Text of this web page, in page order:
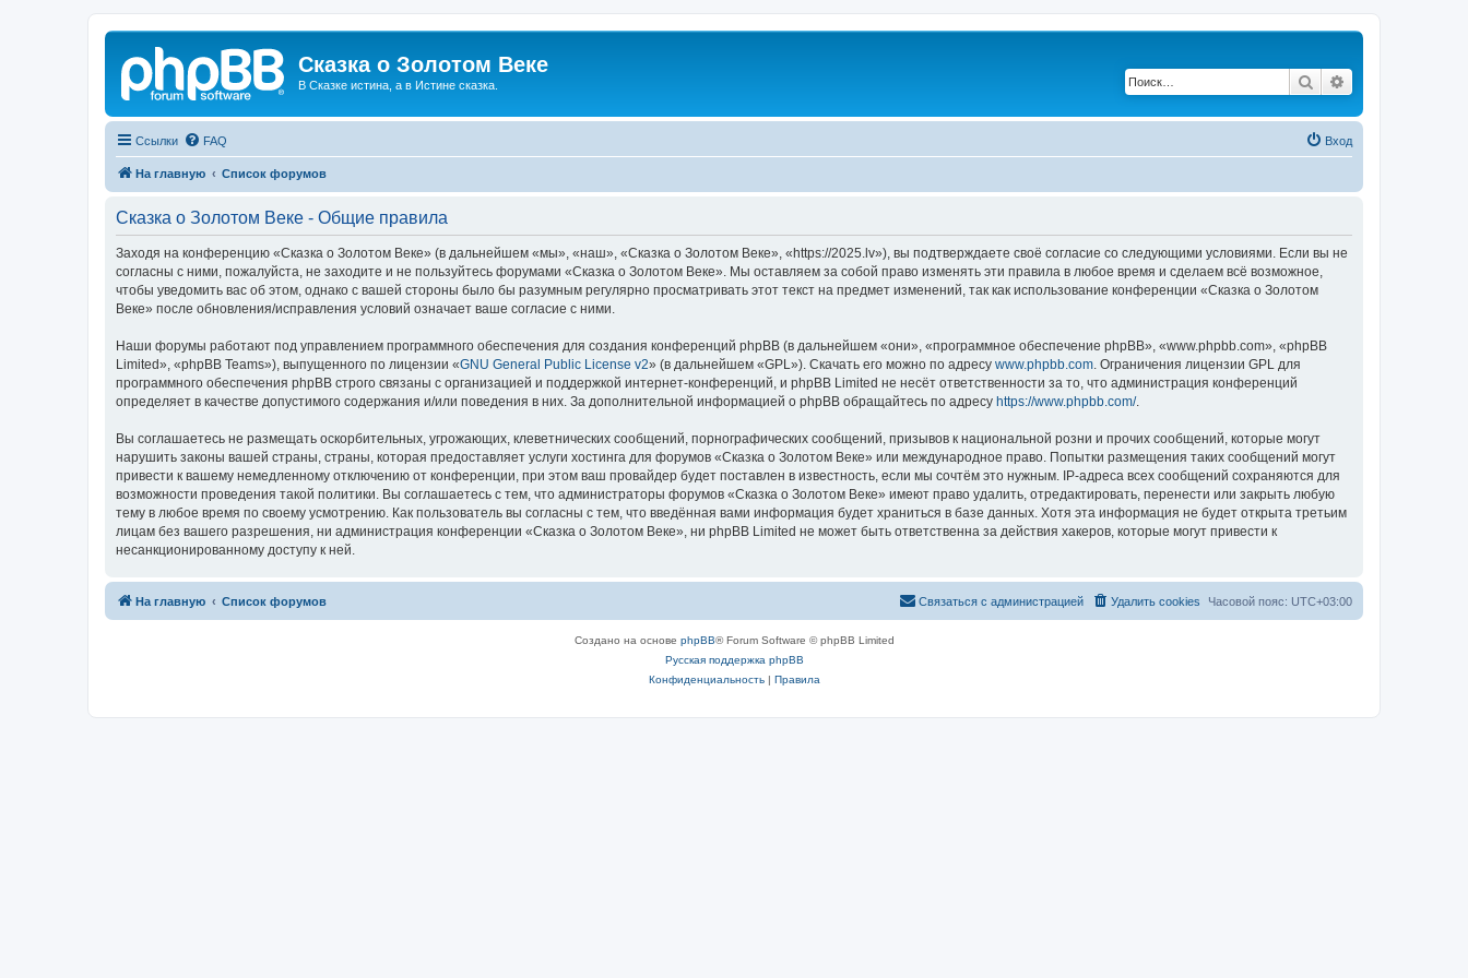
Сказка о Золотом Веке
В Сказке истина, а в Истине сказка. Поиск
Ссылки FAQ Вход
На главную Список форумов
Сказка о Золотом Веке - Общие правила
Заходя на конференцию «Сказка о Золотом Веке» (в дальнейшем «мы», «наш», «Сказка о Золотом Веке», «https://2025.lv»), вы подтверждаете своё согласие со следующими условиями. Если вы не
согласны с ними, пожалуйста, не заходите и не пользуйтесь форумами «Сказка о Золотом Веке». Мы оставляем за собой право изменять эти правила в любое время и сделаем всё возможное,
чтобы уведомить вас об этом, однако с вашей стороны было бы разумным регулярно просматривать этот текст на предмет изменений, так как использование конференции «Сказка о Золотом
Веке» после обновления/исправления условий означает ваше согласие с ними.
Наши форумы работают под управлением программного обеспечения для создания конференций phpBB (в дальнейшем «они», «программное обеспечение phpBB», «www.phpbb.com», «phpBB
Limited», «phpBB Teams»), выпущенного по лицензии «GNU General Public License v2» (в дальнейшем «GPL»). Скачать его можно по адресу www.phpbb.com . Ограничения лицензии GPL для
программного обеспечения phpBB строго связаны с организацией и поддержкой интернет-конференций, и phpBB Limited не несёт ответственности за то, что администрация конференций
определяет в качестве допустимого содержания и/или поведения в них. За дополнительной информацией о phpBB обращайтесь по адресу https://www.phpbb.com/.
Вы соглашаетесь не размещать оскорбительных, угрожающих, клеветнических сообщений, порнографических сообщений, призывов к национальной розни и прочих сообщений, которые могут
нарушить законы вашей страны, страны, которая предоставляет услуги хостинга для форумов «Сказка о Золотом Веке» или международное право. Попытки размещения таких сообщений могут
привести к вашему немедленному отключению от конференции, при этом ваш провайдер будет поставлен в известность, если мы сочтём это нужным. IP-адреса всех сообщений сохраняются для
возможности проведения такой политики. Вы соглашаетесь с тем, что администраторы форумов «Сказка о Золотом Веке» имеют право удалить, отредактировать, перенести или закрыть любую
тему в любое время по своему усмотрению. Как пользователь вы согласны с тем, что введённая вами информация будет храниться в базе данных. Хотя эта информация не будет открыта третьим
лицам без вашего разрешения, ни администрация конференции «Сказка о Золотом Веке», ни phpBB Limited не может быть ответственна за действия хакеров, которые могут привести к
несанкционированному доступу к ней.
На главную Список форумов Часовой пояс: UTC+03:00
Удалить cookies
Связаться с администрацией
Создано на основе phpBB® Forum Software © phpBB Limited
Русская поддержка phpBB
Конфиденциальность| Правила